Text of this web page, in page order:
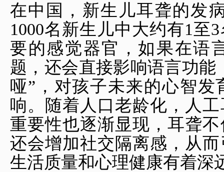
在中国， 新生儿耳聋的发
1000名新生儿中大约有1至
要的感觉器官，如果在语
题，还会直接影响语言功能
哑”，对孩子未来的心智
响。随着人口老龄化，人
重要性也逐渐显现，耳聋
还会增加社交隔离感，从
生活质量和心理健康有着深